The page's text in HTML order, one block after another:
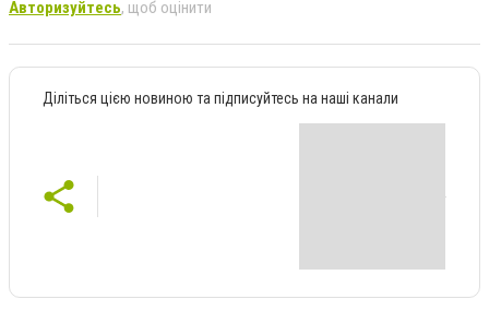
Авторизуйтесь, щоб оцінити
Діліться цією новиною та підписуйтесь на наші канали